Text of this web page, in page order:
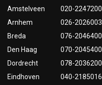
Amstelveen
020-2247200
Arnhem
026-2026003
Breda
076-2046400
Den Haag
070-2045400
Dordrecht
078-2036200
Eindhoven
040-2185016